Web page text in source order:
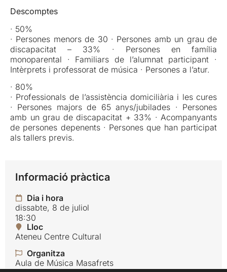
Informació pràctica
Dia i hora
dissabte, 8 de juliol
18:30
Lloc
Ateneu Centre Cultural
Organitza
Aula de Música Masafrets
Descomptes
· 50%
· Persones menors de 30 · Persones amb un grau de
discapacitat – 33% · Persones en família
monoparental · Familiars de l’alumnat participant ·
Intèrprets i professorat de música · Persones a l’atur.
· 80%
· Professionals de l’assistència domiciliària i les cures
· Persones majors de 65 anys/jubilades · Persones
amb un grau de discapacitat + 33% · Acompanyants
de persones depenents · Persones que han participat
als tallers previs.